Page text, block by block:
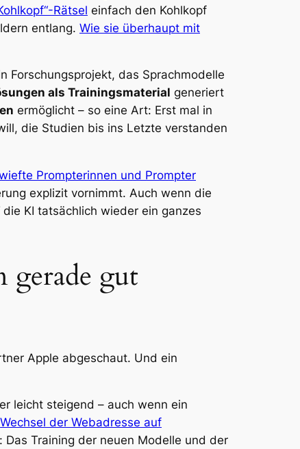
Rätsel einfach den Kohlkopf
entlang. Wie sie überhaupt mit
Forschungsprojekt, das Sprachmodelle
als Trainingsmaterial generiert
ermöglicht – so eine Art: Erst mal in
die Studien bis ins Letzte verstanden
Prompterinnen und Prompter
explizit vornimmt. Auch wenn die
KI tatsächlich wieder ein ganzes
gerade gut
Apple abgeschaut. Und ein
leicht steigend – auch wenn ein
Wechsel der Webadresse auf
Training der neuen Modelle und der